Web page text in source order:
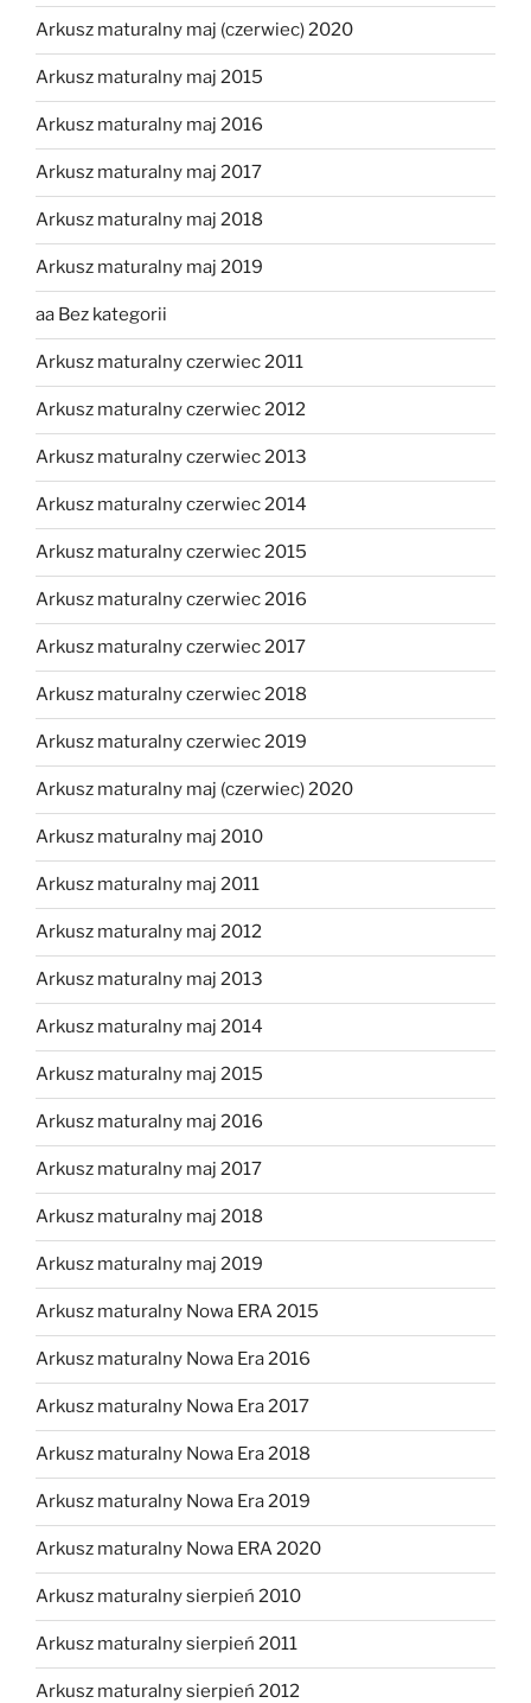
Arkusz maturalny maj (czerwiec) 2020
Arkusz maturalny maj 2015
Arkusz maturalny maj 2016
Arkusz maturalny maj 2017
Arkusz maturalny maj 2018
Arkusz maturalny maj 2019
aa Bez kategorii
Arkusz maturalny czerwiec 2011
Arkusz maturalny czerwiec 2012
Arkusz maturalny czerwiec 2013
Arkusz maturalny czerwiec 2014
Arkusz maturalny czerwiec 2015
Arkusz maturalny czerwiec 2016
Arkusz maturalny czerwiec 2017
Arkusz maturalny czerwiec 2018
Arkusz maturalny czerwiec 2019
Arkusz maturalny maj (czerwiec) 2020
Arkusz maturalny maj 2010
Arkusz maturalny maj 2011
Arkusz maturalny maj 2012
Arkusz maturalny maj 2013
Arkusz maturalny maj 2014
Arkusz maturalny maj 2015
Arkusz maturalny maj 2016
Arkusz maturalny maj 2017
Arkusz maturalny maj 2018
Arkusz maturalny maj 2019
Arkusz maturalny Nowa ERA 2015
Arkusz maturalny Nowa Era 2016
Arkusz maturalny Nowa Era 2017
Arkusz maturalny Nowa Era 2018
Arkusz maturalny Nowa Era 2019
Arkusz maturalny Nowa ERA 2020
Arkusz maturalny sierpień 2010
Arkusz maturalny sierpień 2011
Arkusz maturalny sierpień 2012